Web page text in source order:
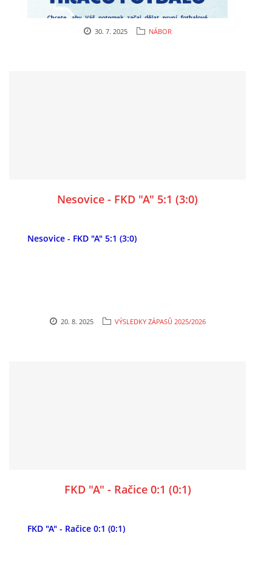
30. 7. 2025 NÁBOR
Nesovice - FKD "A" 5:1 (3:0)
Nesovice - FKD "A" 5:1 (3:0)
20. 8. 2025 VÝSLEDKY ZÁPASŮ 2025/2026
FKD "A" - Račice 0:1 (0:1)
FKD "A" - Račice 0:1 (0:1)